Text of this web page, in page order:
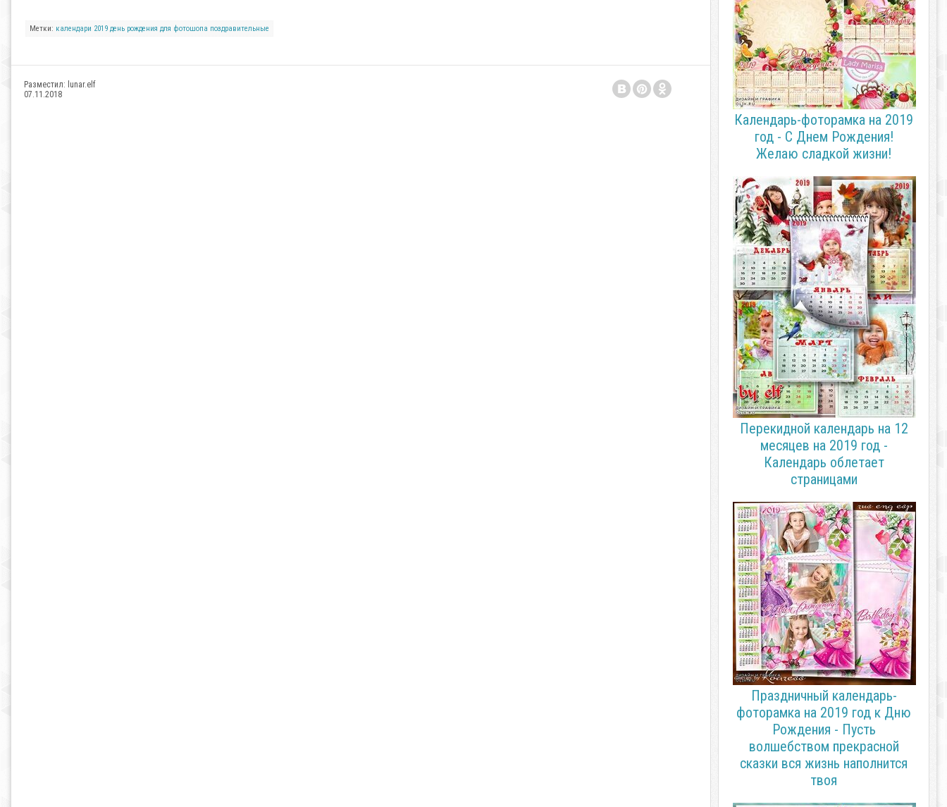
Метки: календари 2019 день рождения для фотошопа поздравительные
Разместил: lunar.elf
07.11.2018
Календарь-фоторамка на 2019
год - С Днем Рождения!
Желаю сладкой жизни!
Перекидной календарь на 12
месяцев на 2019 год -
Календарь облетает
страницами
Праздничный календарь-
фоторамка на 2019 год к Дню
Рождения - Пусть
волшебством прекрасной
сказки вся жизнь наполнится
твоя